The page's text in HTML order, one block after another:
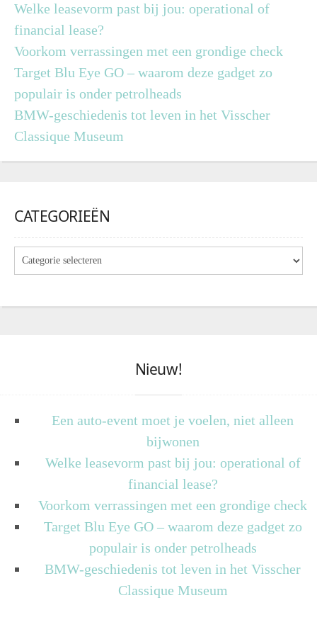
Welke leasevorm past bij jou: operational of
financial lease?
Voorkom verrassingen met een grondige check
Target Blu Eye GO – waarom deze gadget zo
populair is onder petrolheads
BMW-geschiedenis tot leven in het Visscher
Classique Museum
CATEGORIEËN
Nieuw!
Een auto-event moet je voelen, niet alleen
bijwonen
Welke leasevorm past bij jou: operational of
financial lease?
Voorkom verrassingen met een grondige check
Target Blu Eye GO – waarom deze gadget zo
populair is onder petrolheads
BMW-geschiedenis tot leven in het Visscher
Classique Museum